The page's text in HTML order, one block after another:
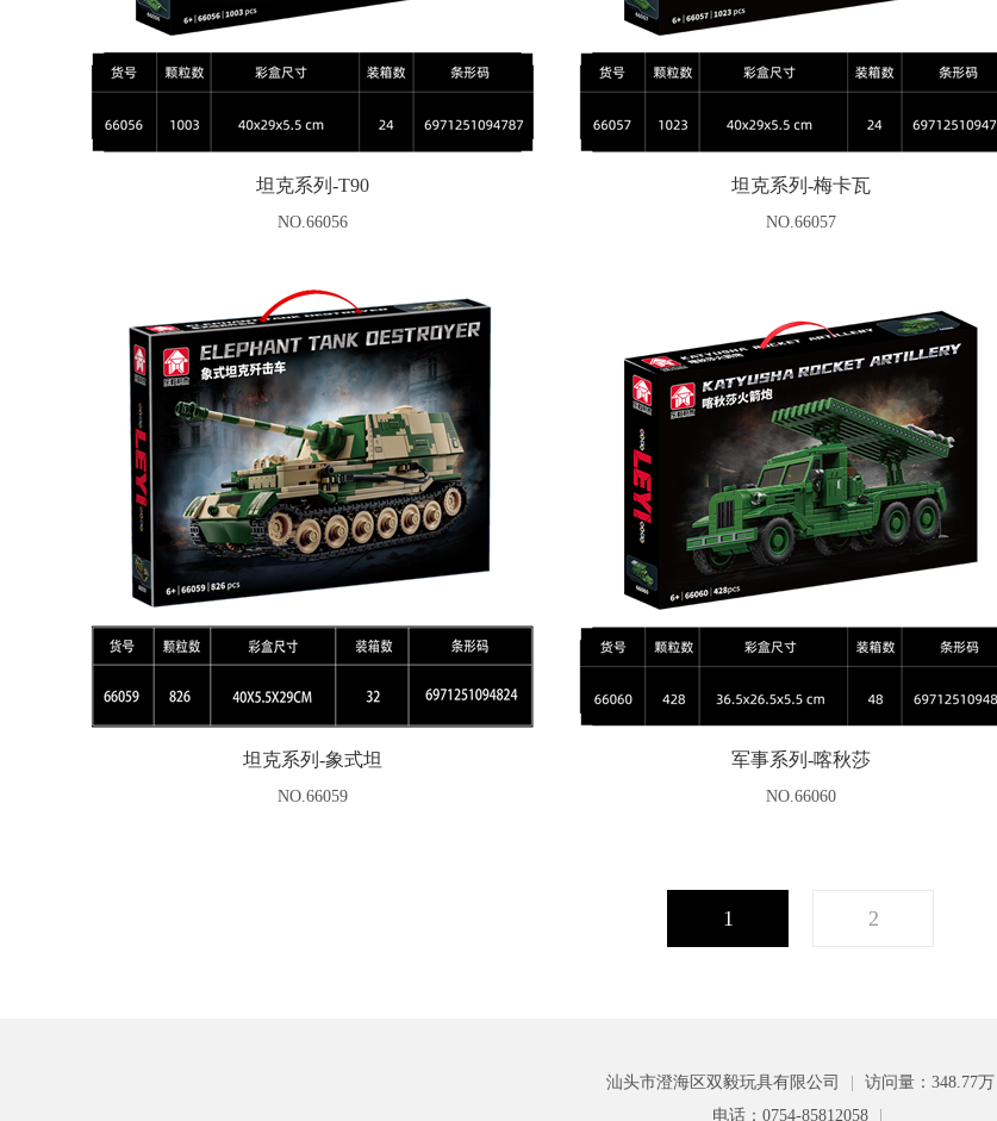
坦克系列-T90
NO.66056
坦克系列-梅卡瓦
NO.66057
坦克系列-象式坦
NO.66059
军事系列-喀秋莎
NO.66060
1 2
汕头市澄海区双毅玩具有限公司
访问量：348.77万
电话：0754-85812058